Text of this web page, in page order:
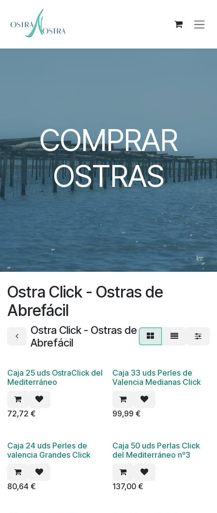
COMPRAR
OSTRAS
Ostra Click - Ostras de
Abrefácil
Ostra Click - Ostras de
Abrefácil
Caja 25 uds OstraClick del
Mediterráneo
72,72 €
Caja 33 uds Perles de
Valencia Medianas Click
99,99 €
Caja 24 uds Perles de
valencia Grandes Click
80,64 €
Caja 50 uds Perlas Click
del Mediterráneo nº3
137,00€